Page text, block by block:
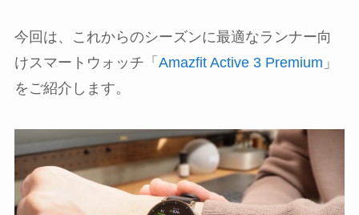
今回は、これからのシーズンに最適なランナー向
けスマートウォッチ「 Amazfit Active 3 Premium 」
をご紹介します。